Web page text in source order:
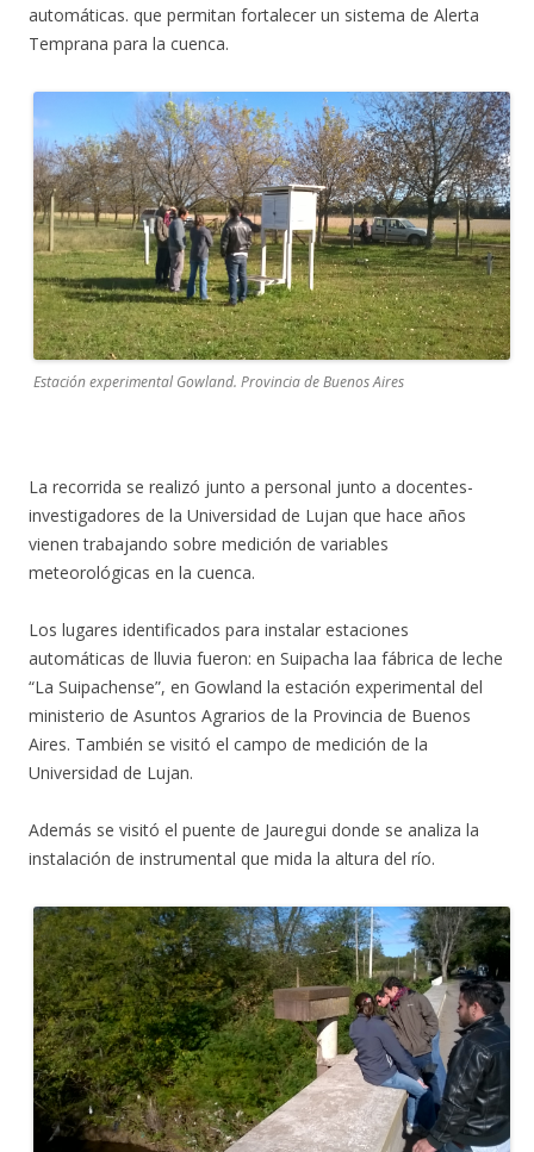
automáticas. que permitan fortalecer un sistema de Alerta
Temprana para la cuenca.
Estación experimental Gowland. Provincia de Buenos Aires
La recorrida se realizó junto a personal junto a docentes-
investigadores de la Universidad de Lujan que hace años
vienen trabajando sobre medición de variables
meteorológicas en la cuenca.
Los lugares identificados para instalar estaciones
automáticas de lluvia fueron: en Suipacha laa fábrica de leche
“La Suipachense”, en Gowland la estación experimental del
ministerio de Asuntos Agrarios de la Provincia de Buenos
Aires. También se visitó el campo de medición de la
Universidad de Lujan.
Además se visitó el puente de Jauregui donde se analiza la
instalación de instrumental que mida la altura del río.